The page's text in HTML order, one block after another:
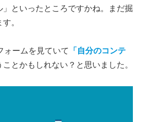
といったところですかね。まだ掘
。
ォームを見ていて 「自分のコンテ
とかもしれない？と思いました。